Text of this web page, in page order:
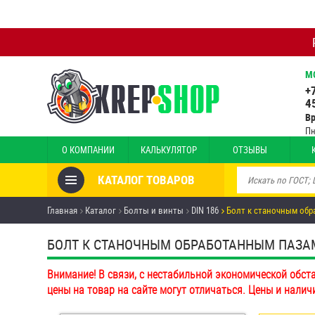
О КОМПАНИИ КАЛЬКУЛЯТОР ОТЗЫВЫ
КАТАЛОГ ТОВАРОВ
Товары со скидкой
Анкеры
Антивандальный крепёж,
инструмент
Болты и винты
Главная Каталог Болты и винты DIN 186 Болт к станочным
БОЛТ К СТАНОЧНЫМ ОБРАБОТАННЫМ ПАЗАМ
Внимание! В связи, с нестабильной экономической
цены на товар на сайте могут отличаться. Цены и